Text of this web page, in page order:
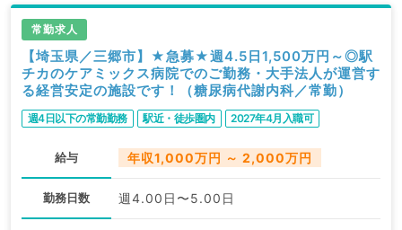
常勤求人
【埼玉県／三郷市】★急募★週4.5日1,500万円～◎駅
チカのケアミックス病院でのご勤務・大手法人が運営す
る経営安定の施設です！（糖尿病代謝内科／常勤）
週4日以下の常勤勤務 駅近・徒歩圏内 2027年4月入職可
給与 年収1,000万円 ～ 2,000万円
勤務日数 週4.00日〜5.00日